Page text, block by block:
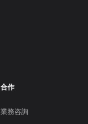
合作
業務咨詢